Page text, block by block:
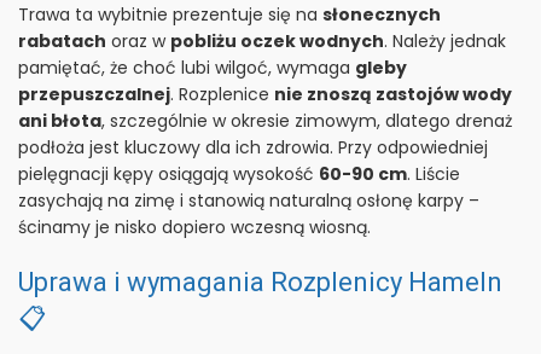
Trawa ta wybitnie prezentuje się na słonecznych
rabatach oraz w pobliżu oczek wodnych. Należy jednak
pamiętać, że choć lubi wilgoć, wymaga gleby
przepuszczalnej. Rozplenice nie znoszą zastojów wody
ani błota, szczególnie w okresie zimowym, dlatego drenaż
podłoża jest kluczowy dla ich zdrowia. Przy odpowiedniej
pielęgnacji kępy osiągają wysokość 60-90 cm. Liście
zasychają na zimę i stanowią naturalną osłonę karpy –
ścinamy je nisko dopiero wczesną wiosną.
Uprawa i wymagania Rozplenicy Hameln
📋